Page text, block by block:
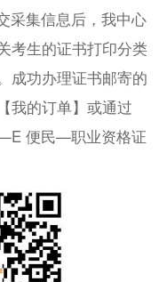
采集信息后，我中心
考生的证书打印分类
成功办理证书邮寄的
我的订单】或通过
—E 便民—职业资格证